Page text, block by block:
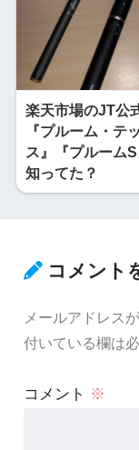
楽天市場のJT公
『プルーム・テ
ス』『プルーム
知ってた？
コメント
メールアドレス
付いている欄は
コメント ※